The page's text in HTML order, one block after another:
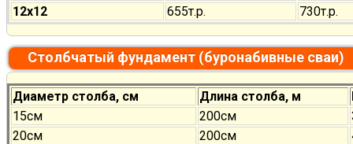
12х12
655т.р. 730т.р.
Столбчатый фундамент (буронабивные сваи)
Диаметр столба, см Длина столба, м
15см
200см
20см
200см